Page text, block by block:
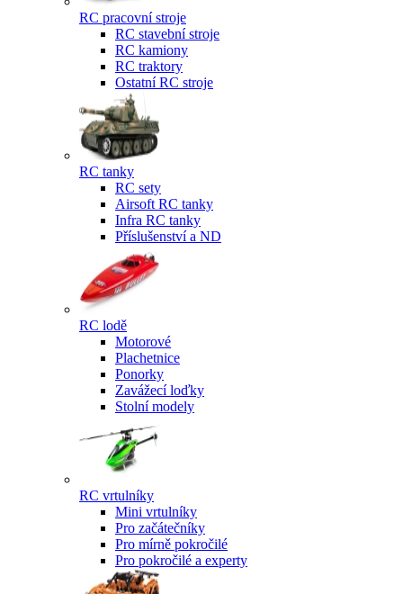
RC pracovní stroje
RC stavební stroje
RC kamiony
RC traktory
Ostatní RC stroje
RC tanky
RC sety
Airsoft RC tanky
Infra RC tanky
Příslušenství a ND
RC lodě
Motorové
Plachetnice
Ponorky
Zavážecí loďky
Stolní modely
RC vrtulníky
Mini vrtulníky
Pro začátečníky
Pro mírně pokročilé
Pro pokročilé a experty